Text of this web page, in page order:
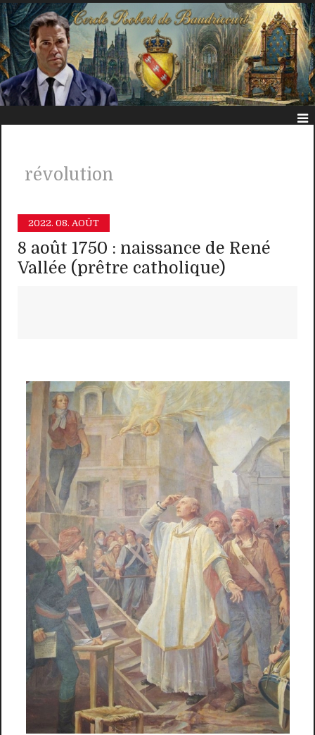
révolution
2022. 08. AOÛT
8 août 1750 : naissance de René
Vallée (prêtre catholique)